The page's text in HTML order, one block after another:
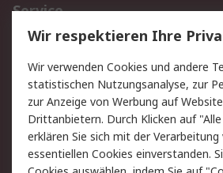
Service
Value Added Services
Rücksendungen
Hilfe
Rechtliches
AGB
Wir respektieren Ihre
Wir verwenden Cookies und andere
statistischen Nutzungsanalyse, zur
zur Anzeige von Werbung auf
Drittanbietern. Durch Klicken auf
erklären Sie sich mit der
essentiellen Cookies einverstanden.